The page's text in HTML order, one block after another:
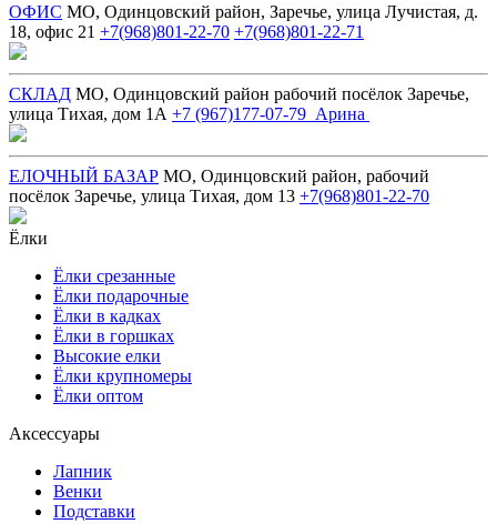
ОФИС МО, Одинцовский район, Заречье, улица Лучистая, д.
18, офис 21 +7(968)801-22-70 +7(968)801-22-71
СКЛАД МО, Одинцовский район рабочий посёлок Заречье,
улица Тихая, дом 1А +7 (967)177-07-79 Арина
ЕЛОЧНЫЙ БАЗАР МО, Одинцовский район, рабочий
посёлок Заречье, улица Тихая, дом 13 +7(968)801-22-70
Ёлки
Ёлки срезанные
Ёлки подарочные
Ёлки в кадках
Ёлки в горшках
Высокие елки
Ёлки крупномеры
Ёлки оптом
Аксессуары
Лапник
Венки
Подставки